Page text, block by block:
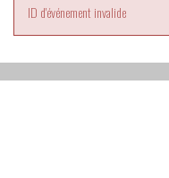
ID d'événement invalide